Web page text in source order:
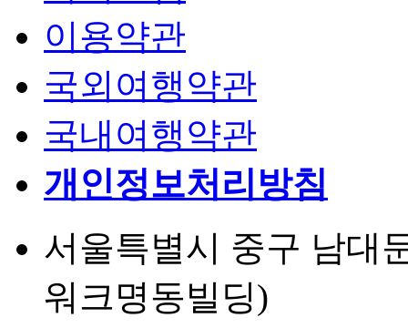
이용약관
국외여행약관
국내여행약관
개인정보처리방침
서울특별시 중구 남대
워크명동빌딩)